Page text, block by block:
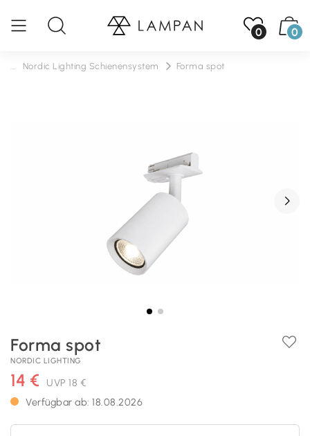
0 0
Nordic Lighting Schienensystem Forma spot
Forma spot
NORDIC LIGHTING
14 € UVP 18 €
Verfügbar ab: 18.08.2026